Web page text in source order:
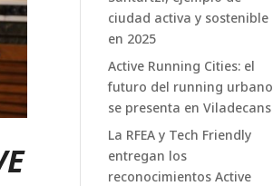
ciudad activa y sostenible
en 2025
Active Running Cities: el
futuro del running urbano
se presenta en Viladecans
La RFEA y Tech Friendly
entregan los
reconocimientos Active